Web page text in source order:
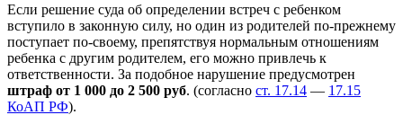
Если решение суда об определении встреч с ребенком
вступило в законную силу, но один из родителей по-прежнему
поступает по-своему, препятствуя нормальным отношениям
ребенка с другим родителем, его можно привлечь к
ответственности. За подобное нарушение предусмотрен
штраф от 1 000 до 2 500 руб. (согласно ст. 17.14 — 17.15
КоАП РФ).